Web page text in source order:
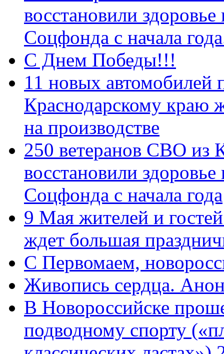
восстановили
Соцфонда с начала
С Днем Победы!!!
11 новых автомобилей
Краснодарскому краю
на производстве
250 ветеранов СВО из
восстановили
Соцфонда с начала года
9 Мая жителей и
ждет большая
C Первомаем,
Живопись сердца.
В Новороссийске
подводному спорту